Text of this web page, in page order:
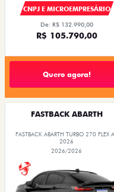
CNPJ E MICROEMPRESÁRIO
De: R$ 132.990,00
R$ 105.790,00
Quero agora!
FASTBACK ABARTH
FASTBACK ABARTH TURBO 270 FLEX
2026
2026/2026